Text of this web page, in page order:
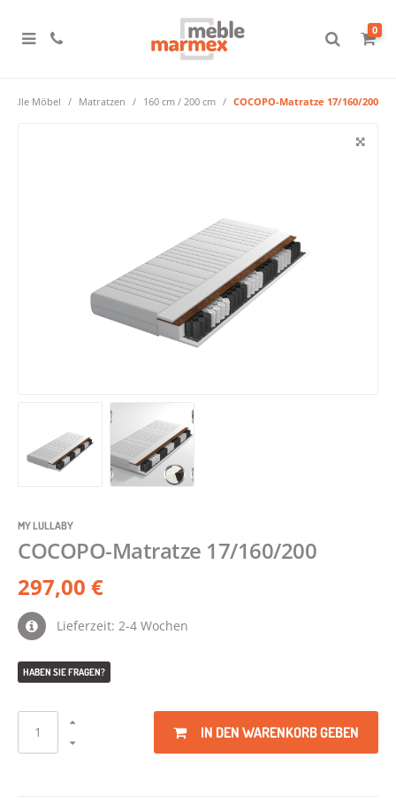
0
Alle Möbel Matratzen 160 cm / 200 cm COCOPO-Matratze 17/160/200
MY LULLABY
COCOPO-Matratze 17/160/200
297,00 €
Lieferzeit: 2-4 Wochen
HABEN SIE FRAGEN?
IN DEN WARENKORB GEBEN